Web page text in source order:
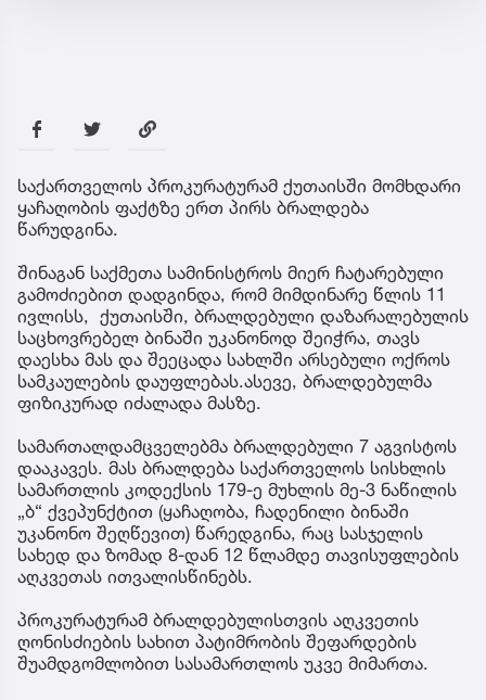
საქართველოს პროკურატურამ ქუთაისში მომხდარი
ყაჩაღობის ფაქტზე ერთ პირს ბრალდება
წარუდგინა.
შინაგან საქმეთა სამინისტროს მიერ ჩატარებული
გამოძიებით დადგინდა, რომ მიმდინარე წლის 11
ივლისს, ქუთაისში, ბრალდებული დაზარალებულის
საცხოვრებელ ბინაში უკანონოდ შეიჭრა, თავს
დაესხა მას და შეეცადა სახლში არსებული ოქროს
სამკაულების დაუფლებას.ასევე, ბრალდებულმა
ფიზიკურად იძალადა მასზე.
სამართალდამცველებმა ბრალდებული 7 აგვისტოს
დააკავეს. მას ბრალდება საქართველოს სისხლის
სამართლის კოდექსის 179-ე მუხლის მე-3 ნაწილის
„ბ“ ქვეპუნქტით (ყაჩაღობა, ჩადენილი ბინაში
უკანონო შეღწევით) წარედგინა, რაც სასჯელის
სახედ და ზომად 8-დან 12 წლამდე თავისუფლების
აღკვეთას ითვალისწინებს.
პროკურატურამ ბრალდებულისთვის აღკვეთის
ღონისძიების სახით პატიმრობის შეფარდების
შუამდგომლობით სასამართლოს უკვე მიმართა.